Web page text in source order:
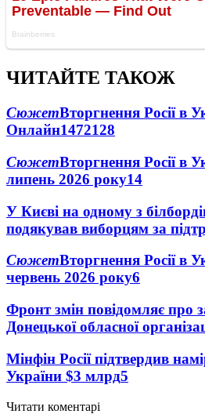
ЧИТАЙТЕ ТАКОЖ
СюжетВторгнення Росії в
Онлайн1472128
СюжетВторгнення Росії в
липень 2026 року14
У Києві на одному з
подякував виборцям за
СюжетВторгнення Росії в
червень 2026 року6
Фронт змін повідомляє про
Донецької обласної
Мінфін Росії підтвердив
України $3 млрд5
Читати коментарі